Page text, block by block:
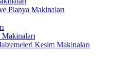
Planya Makinaları
Makinaları
Kesim Makinaları